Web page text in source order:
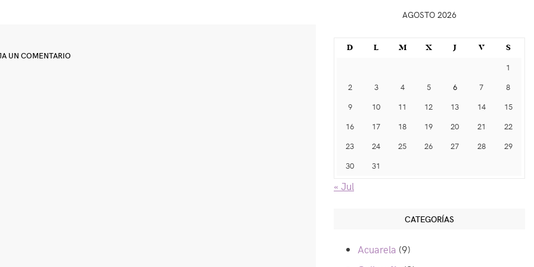
UN COMENTARIO
AGOSTO 2026
D L M X J V
S
1
2
3 4 5 6 7
8
9
10 11 12 13 14
15
16
17 18 19 20 21
22
23
24 25 26 27 28
29
30
31
« Jul
CATEGORÍAS
Acuarela (9)